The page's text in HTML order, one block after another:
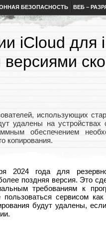
БЕЗОПАСНОСТЬ ВЕБ –
iCloud для
использующих
удалены на
обеспечением
копирования.
2024 года для
поздняя версия. Это
требованиям к
сервисом
будут удалены,